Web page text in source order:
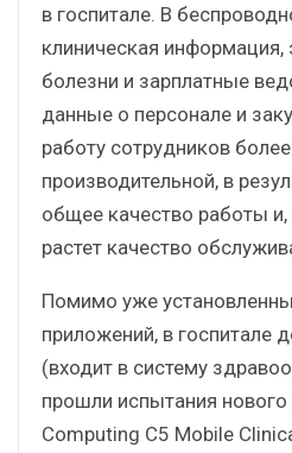
в госпитале. В
клиническая информация,
болезни и зарплатные
данные о персонале и
работу сотрудников
производительной, в
общее качество работы и,
растет качество
Помимо уже
приложений, в госпитале
(входит в систему
прошли испытания
Computing C5 Mobile